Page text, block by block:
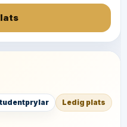
Ledig plats